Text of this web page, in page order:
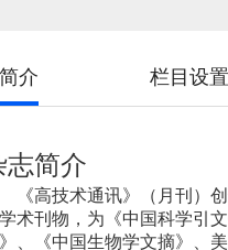
介 栏目设置
志简介
《高技术通讯》（月刊）
术刊物，为《中国科学引
、《中国生物学文摘》、